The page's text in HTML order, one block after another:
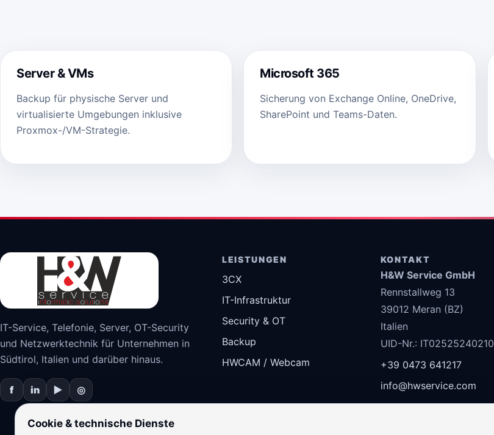
Server & VMs
Backup für physische Server und
virtualisierte Umgebungen inklusive
Proxmox-/VM-Strategie.
Microsoft 365
Sicherung von Exchange Online, OneDrive,
SharePoint und Teams-Daten.
IT-Service, Telefonie, Server, OT-Security
und Netzwerktechnik für Unternehmen in
Südtirol, Italien und darüber hinaus.
f in ▶ ◎
LEISTUNGEN
3CX
IT-Infrastruktur
Security & OT
Backup
HWCAM / Webcam
KONTAKT
H&W Service GmbH
Rennstallweg 13
39012 Meran (BZ)
Italien
UID-Nr.: IT02525240210
+39 0473 641217
info@hwservice.com
Cookie & technische Dienste